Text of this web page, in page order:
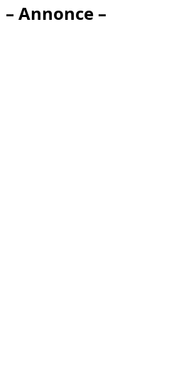
– Annonce –